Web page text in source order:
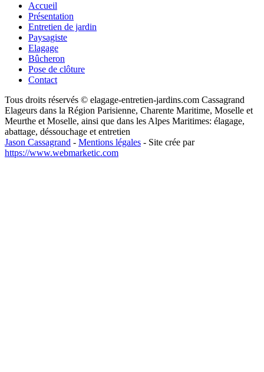
Accueil
Présentation
Entretien de jardin
Paysagiste
Elagage
Bûcheron
Pose de clôture
Contact
Tous droits réservés © elagage-entretien-jardins.com Cassagrand
Elageurs dans la Région Parisienne, Charente Maritime, Moselle et
Meurthe et Moselle, ainsi que dans les Alpes Maritimes: élagage,
abattage, déssouchage et entretien
Jason Cassagrand - Mentions légales - Site crée par
https://www.webmarketic.com